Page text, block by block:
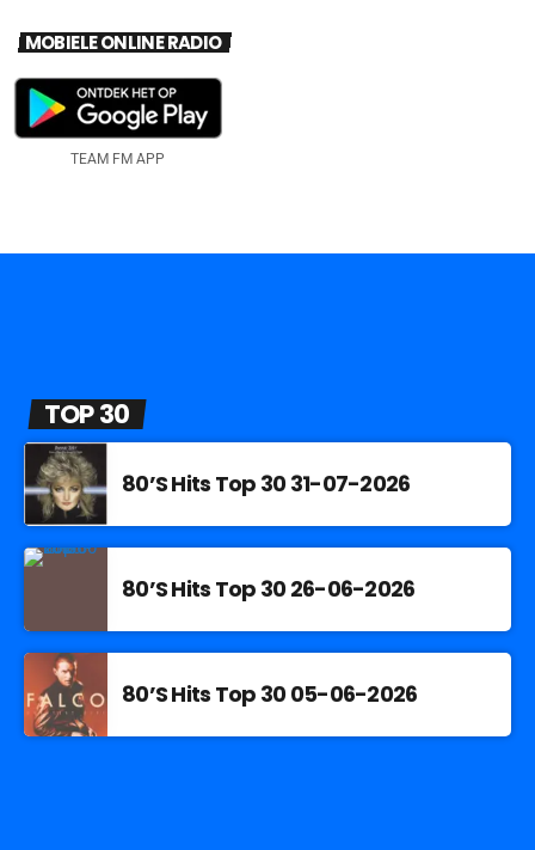
MOBIELE ONLINE RADIO
TEAM FM APP
TOP 30
80’S Hits Top 30 31-07-2026
80’S Hits Top 30 26-06-2026
80’S Hits Top 30 05-06-2026